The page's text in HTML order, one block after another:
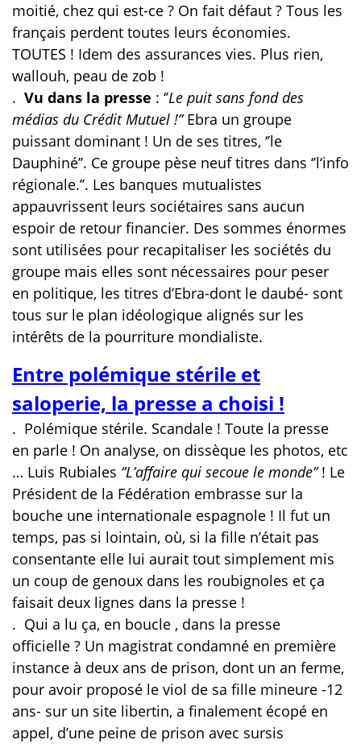
moitié, chez qui est-ce ? On fait défaut ? Tous les
français perdent toutes leurs économies.
TOUTES ! Idem des assurances vies. Plus rien,
wallouh, peau de zob !
. Vu dans la presse : ‘’Le puit sans fond des
médias du Crédit Mutuel !’’Ebra un groupe
puissant dominant ! Un de ses titres, ‘’le
Dauphiné’’. Ce groupe pèse neuf titres dans ‘’l‘info
régionale.’’. Les banques mutualistes
appauvrissent leurs sociétaires sans aucun
espoir de retour financier. Des sommes énormes
sont utilisées pour recapitaliser les sociétés du
groupe mais elles sont nécessaires pour peser
en politique, les titres d’Ebra-dont le daubé- sont
tous sur le plan idéologique alignés sur les
intérêts de la pourriture mondialiste.
Entre polémique stérile et
saloperie, la presse a choisi !
. Polémique stérile. Scandale ! Toute la presse
en parle ! On analyse, on dissèque les photos, etc
… Luis Rubiales ‘’L’affaire qui secoue le monde’’! Le
Président de la Fédération embrasse sur la
bouche une internationale espagnole ! Il fut un
temps, pas si lointain, où, si la fille n’était pas
consentante elle lui aurait tout simplement mis
un coup de genoux dans les roubignoles et ça
faisait deux lignes dans la presse !
. Qui a lu ça, en boucle , dans la presse
officielle ? Un magistrat condamné en première
instance à deux ans de prison, dont un an ferme,
pour avoir proposé le viol de sa fille mineure -12
ans- sur un site libertin, a finalement écopé en
appel, d’une peine de prison avec sursis